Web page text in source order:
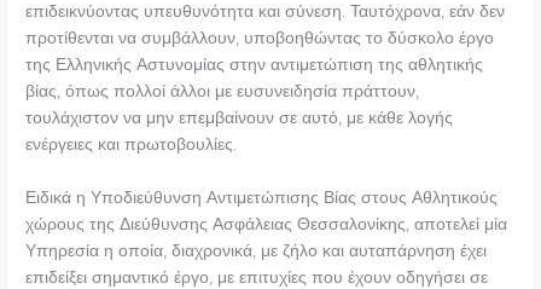
επιδεικνύοντας υπευθυνότητα και σύνεση. Ταυτόχρονα, εάν δεν
προτίθενται να συμβάλλουν, υποβοηθώντας το δύσκολο έργο
της Ελληνικής Αστυνομίας στην αντιμετώπιση της αθλητικής
βίας, όπως πολλοί άλλοι με ευσυνειδησία πράττουν,
τουλάχιστον να μην επεμβαίνουν σε αυτό, με κάθε λογής
ενέργειες και πρωτοβουλίες.
Ειδικά η Υποδιεύθυνση Αντιμετώπισης Βίας στους Αθλητικούς
χώρους της Διεύθυνσης Ασφάλειας Θεσσαλονίκης, αποτελεί μία
Υπηρεσία η οποία, διαχρονικά, με ζήλο και αυταπάρνηση έχει
επιδείξει σημαντικό έργο, με επιτυχίες που έχουν οδηγήσει σε